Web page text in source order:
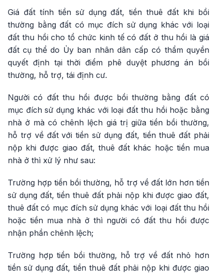
Giá đất tính tiền sử dụng đất, tiền thuê đất khi bồi
thường bằng đất có mục đích sử dụng khác với loại
đất thu hồi cho tổ chức kinh tế có đất ở thu hồi là giá
đất cụ thể do Ủy ban nhân dân cấp có thẩm quyền
quyết định tại thời điểm phê duyệt phương án bồi
thường, hỗ trợ, tái định cư.
Người có đất thu hồi được bồi thường bằng đất có
mục đích sử dụng khác với loại đất thu hồi hoặc bằng
nhà ở mà có chênh lệch giá trị giữa tiền bồi thường,
hỗ trợ về đất với tiền sử dụng đất, tiền thuê đất phải
nộp khi được giao đất, thuê đất khác hoặc tiền mua
nhà ở thì xử lý như sau:
Trường hợp tiền bồi thường, hỗ trợ về đất lớn hơn tiền
sử dụng đất, tiền thuê đất phải nộp khi được giao đất,
thuê đất có mục đích sử dụng khác với loại đất thu hồi
hoặc tiền mua nhà ở thì người có đất thu hồi được
nhận phần chênh lệch;
Trường hợp tiền bồi thường, hỗ trợ về đất nhỏ hơn
tiền sử dụng đất, tiền thuê đất phải nộp khi được giao